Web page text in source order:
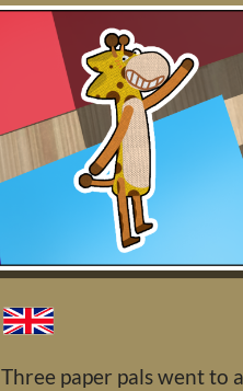
Three paper pals went to